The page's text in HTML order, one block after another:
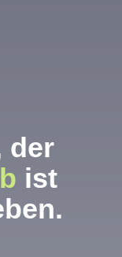
der
ist